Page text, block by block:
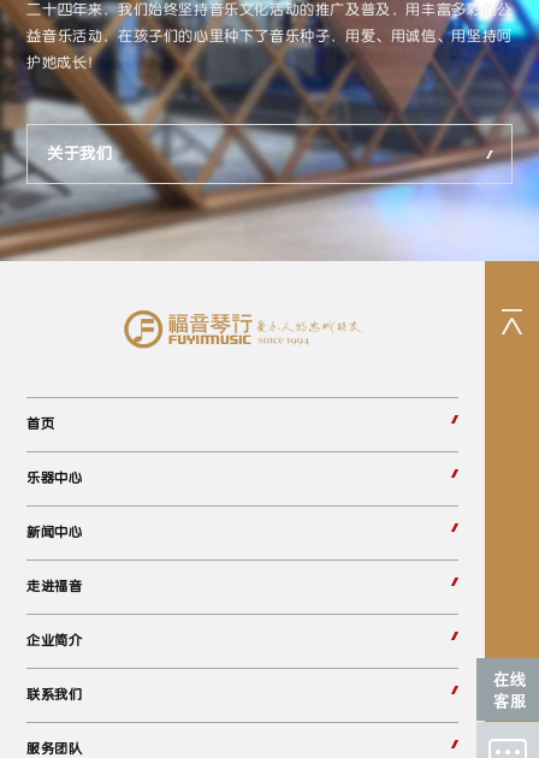
二十四年来，我们始终坚持音乐文化活动的推广及普及，用丰富多彩的公
益音乐活动，在孩子们的心里种下了音乐种子，用爱、用诚信、用坚持呵
护她成长！
关于我们
首页
乐器中心
新闻中心
走进福音
企业简介
联系我们
服务团队